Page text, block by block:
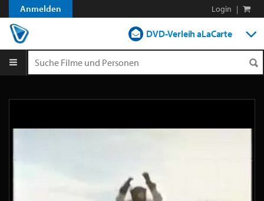
Anmelden Login |
DVD-Verleih aLaCarte